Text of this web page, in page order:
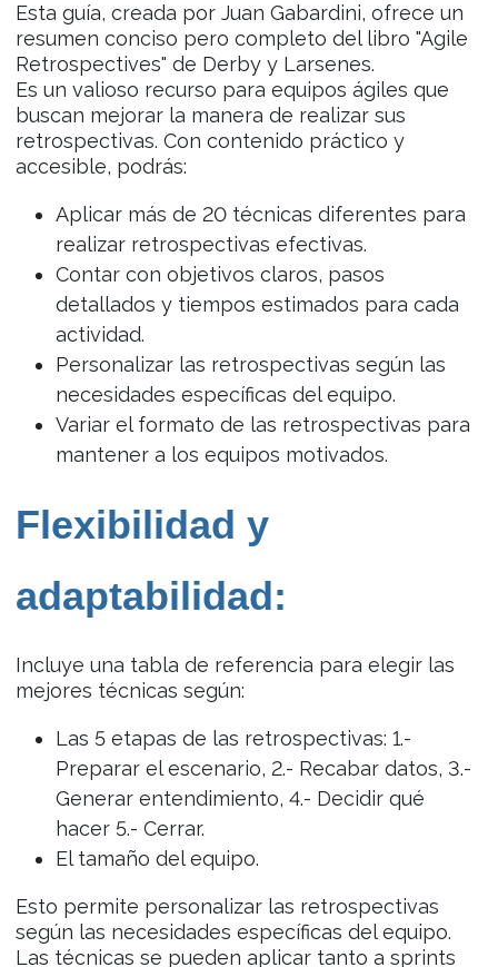
Esta guía, creada por Juan Gabardini, ofrece un
resumen conciso pero completo del libro "Agile
Retrospectives" de Derby y Larsenes.
Es un valioso recurso para equipos ágiles que
buscan mejorar la manera de realizar sus
retrospectivas. Con contenido práctico y
accesible, podrás:
Aplicar más de 20 técnicas diferentes para
realizar retrospectivas efectivas.
Contar con objetivos claros, pasos
detallados y tiempos estimados para cada
actividad.
Personalizar las retrospectivas según las
necesidades específicas del equipo.
Variar el formato de las retrospectivas para
mantener a los equipos motivados.
Flexibilidad y
adaptabilidad:
Incluye una tabla de referencia para elegir las
mejores técnicas según:
Las 5 etapas de las retrospectivas: 1.-
Preparar el escenario, 2.- Recabar datos, 3.-
Generar entendimiento, 4.- Decidir qué
hacer 5.- Cerrar.
El tamaño del equipo.
Esto permite personalizar las retrospectivas
según las necesidades específicas del equipo.
Las técnicas se pueden aplicar tanto a sprints